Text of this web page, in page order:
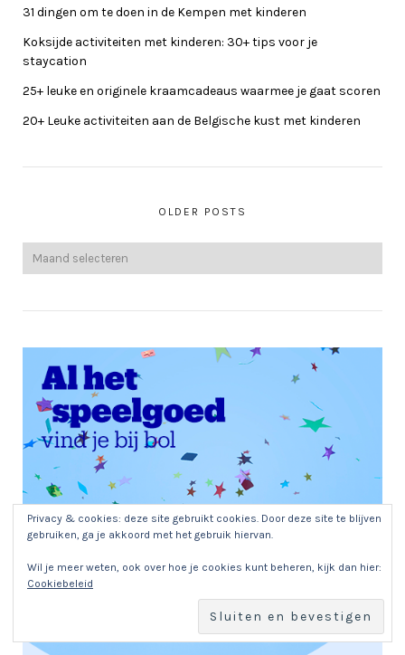
31 dingen om te doen in de Kempen met kinderen
Koksijde activiteiten met kinderen: 30+ tips voor je
staycation
25+ leuke en originele kraamcadeaus waarmee je gaat scoren
20+ Leuke activiteiten aan de Belgische kust met kinderen
OLDER POSTS
Privacy & cookies: deze site gebruikt cookies. Door deze site te blijven
gebruiken, ga je akkoord met het gebruik hiervan.
Wil je meer weten, ook over hoe je cookies kunt beheren, kijk dan hier:
Cookiebeleid